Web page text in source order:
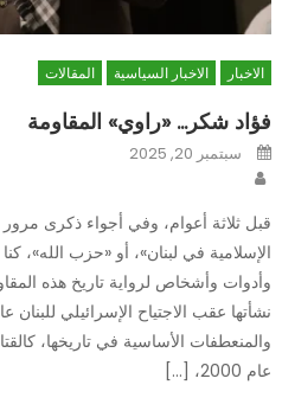
الاخبار الاخبار السياسية المقالات
فؤاد شكر… «راوي» المقاومة
Posted
onسبتمبر 20, 2025
الإسلامية في لبنان»، أو «حزب الله»،
وأدوات وأشخاص لرواية تاريخ هذه
والمنعطفات الأساسية في تاريخها،
عام 2000، […]